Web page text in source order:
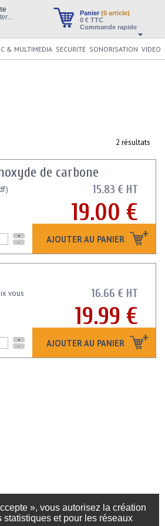
», vous autorisez la création
statistiques et pour les réseaux
Panier (0 article)
0 € TTC
Commande rapide
& MULTIMEDIA SECURITE SONORISATION VIDEO
2 résultats
15.83 € HT
19.00 €
AJOUTER AU PANIER
de carbone
+
-
16.66 € HT
19.99 €
AJOUTER AU PANIER
vous
+
-